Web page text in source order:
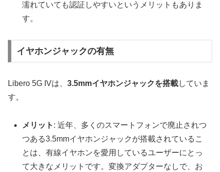
濡れていても認証しやすいというメリットもありま
す。
イヤホンジャックの有無
Libero 5G IVは、 3.5mmイヤホンジャックを搭載していま
す。
メリット : 近年、多くのスマートフォンで廃止されつ
つある3.5mmイヤホンジャックが搭載されているこ
とは、有線イヤホンを愛用しているユーザーにとっ
て大きなメリットです。変換アダプターなしで、お